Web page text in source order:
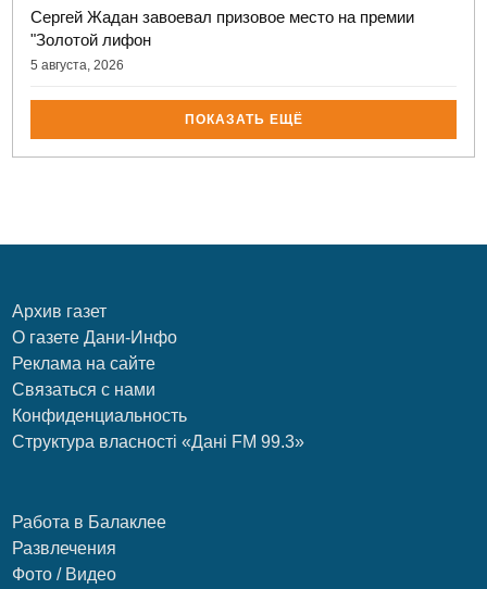
Сергей Жадан завоевал призовое место на премии
"Золотой лифон
5 августа, 2026
ПОКАЗАТЬ ЕЩЁ
Архив газет
О газете Дани-Инфо
Реклама на сайте
Связаться с нами
Конфиденциальность
Структура власності «Дані FM 99.3»
Работа в Балаклее
Развлечения
Фото / Видео